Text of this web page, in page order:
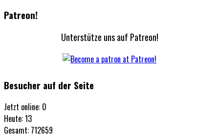
Patreon!
Unterstütze uns auf Patreon!
Besucher auf der Seite
Jetzt online: 0
Heute: 13
Gesamt: 712659